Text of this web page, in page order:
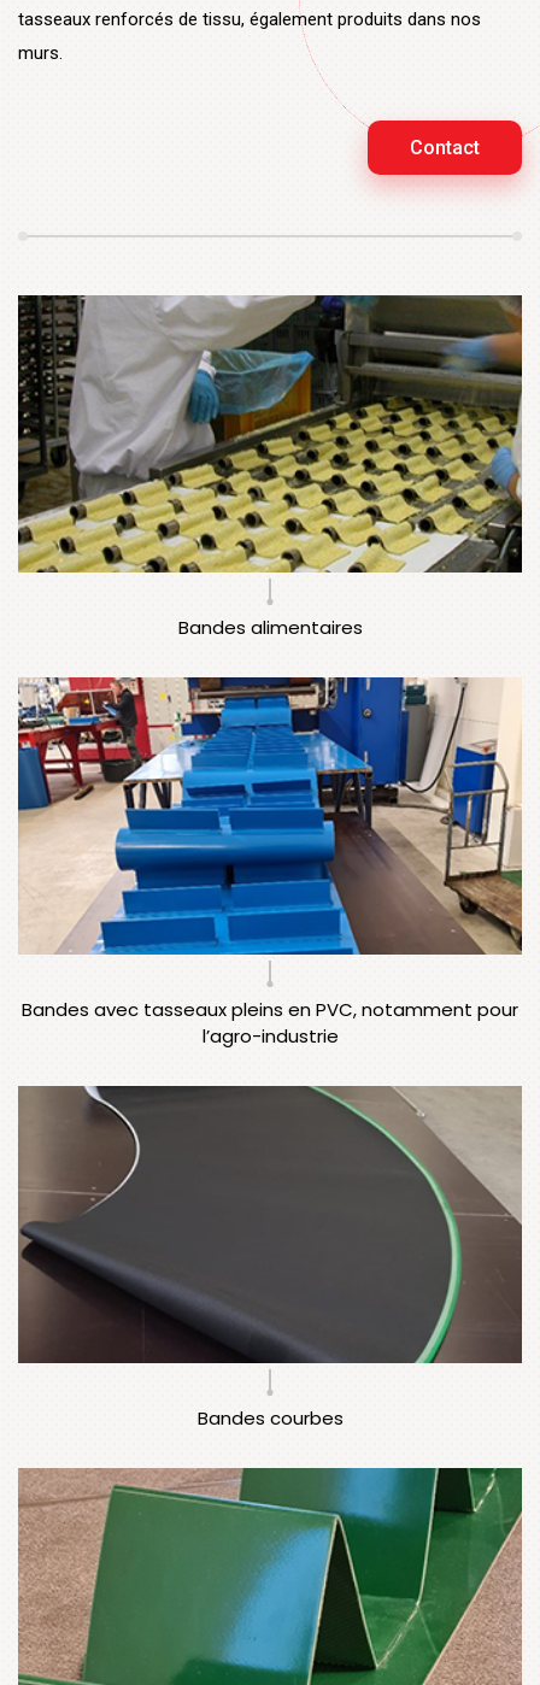
tasseaux renforcés de tissu, également produits dans nos
murs.
Contact
Bandes alimentaires
Bandes avec tasseaux pleins en PVC, notamment pour
l’agro-industrie
Bandes courbes